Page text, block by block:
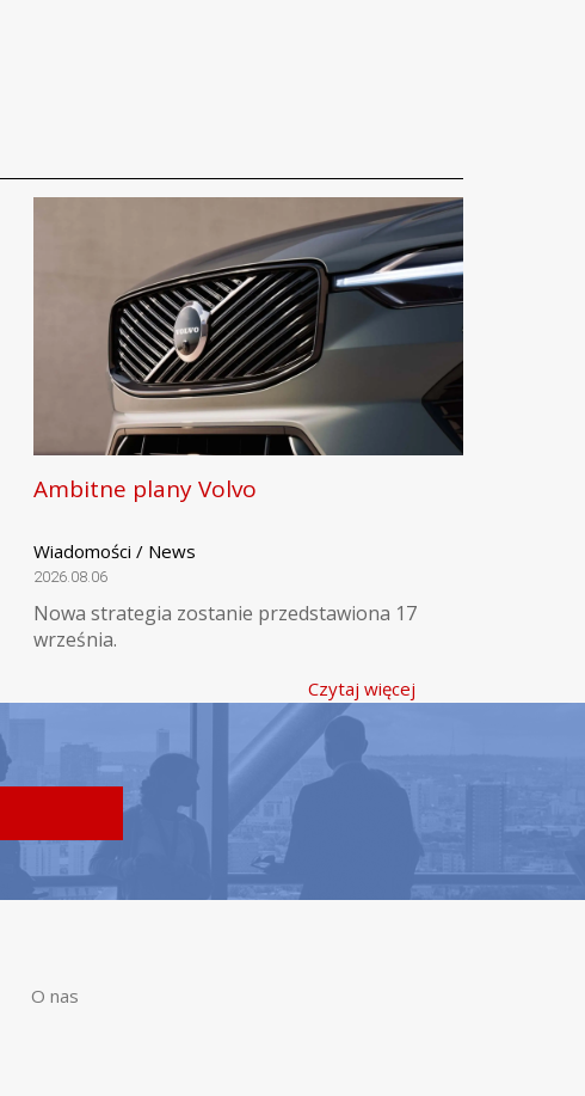
Ambitne plany Volvo
Wiadomości / News
2026.08.06
Nowa strategia zostanie przedstawiona 17
września.
Czytaj więcej
O nas